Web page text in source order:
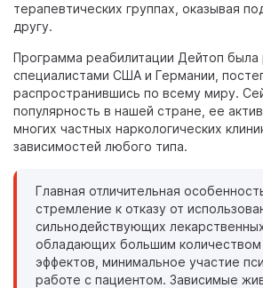
терапевтических группах, оказывая
другу.
Программа реабилитации Дейтоп была
специалистами США и Германии,
распространившись по всему миру.
популярность в нашей стране, ее
многих частных наркологических
зависимостей любого типа.
Главная отличительная
стремление к отказу от
сильнодействующих
обладающих большим
эффектов, минимальное участие
работе с пациентом. Зависимые